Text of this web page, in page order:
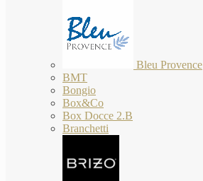
Bleu Provence
BMT
Bongio
Box&Co
Box Docce 2.B
Branchetti